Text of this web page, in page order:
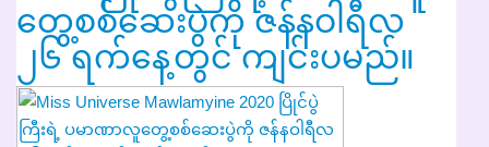
တွေ့စစ်ဆေးပွဲကို ဇန်နဝါရီလ
၂၆ ရက်နေ့တွင် ကျင်းပမည်။